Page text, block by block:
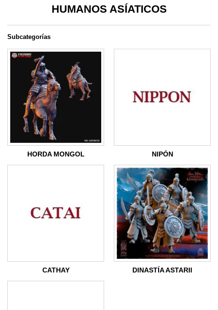
HUMANOS ASÍATICOS
Subcategorías
HORDA MONGOL NIPÓN
CATHAY DINASTÍA ASTARII